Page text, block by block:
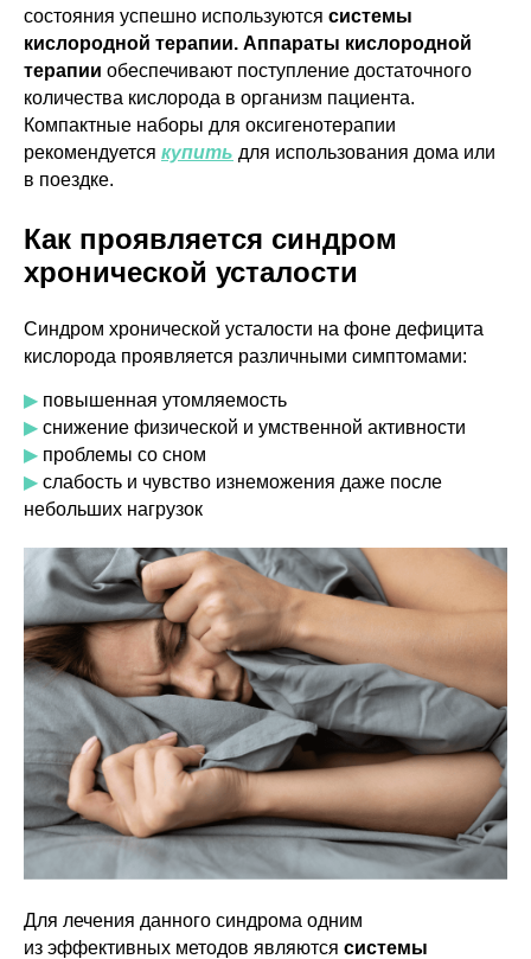
состояния успешно используются системы
кислородной терапии. Аппараты кислородной
терапии обеспечивают поступление достаточного
количества кислорода в организм пациента.
Компактные наборы для оксигенотерапии
рекомендуется купить для использования дома или
в поездке.
Как проявляется синдром
хронической усталости
Синдром хронической усталости на фоне дефицита
кислорода проявляется различными симптомами:
▶ повышенная утомляемость
▶ снижение физической и умственной активности
▶ проблемы со сном
▶ слабость и чувство изнеможения даже после
небольших нагрузок
Для лечения данного синдрома одним
из эффективных методов являются системы